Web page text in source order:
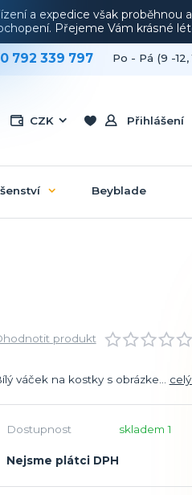
a expedice však proběhnou
Přejeme Vám krásné
CZK Přihlášení
792 339 797 Po - Pá (9 -12,
Beyblade
produkt
váček na kostky s obrázke...
Dostupnost skladem 1
Nejsme plátci DPH